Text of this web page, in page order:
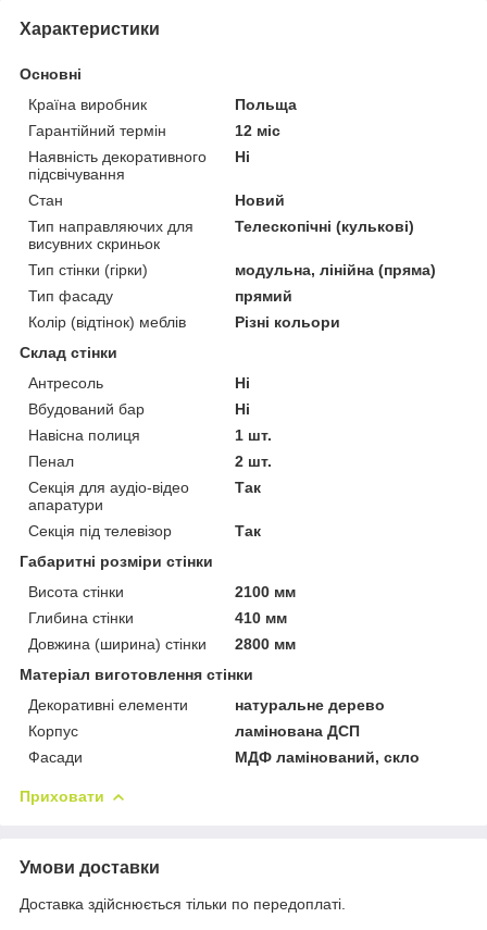
Характеристики
Основні
Країна виробник
Польща
Гарантійний термін
12 міс
Наявність декоративного
підсвічування
Ні
Стан
Новий
Тип направляючих для
висувних скриньок
Телескопічні (кулькові)
Тип стінки (гірки)
модульна, лінійна (пряма)
Тип фасаду
прямий
Колір (відтінок) меблів
Різні кольори
Склад стінки
Антресоль
Ні
Вбудований бар
Ні
Навісна полиця
1 шт.
Пенал
2 шт.
Секція для аудіо-відео
апаратури
Так
Секція під телевізор
Так
Габаритні розміри стінки
Висота стінки
2100 мм
Глибина стінки
410 мм
Довжина (ширина) стінки
2800 мм
Матеріал виготовлення стінки
Декоративні елементи
натуральне дерево
Корпус
ламінована ДСП
Фасади
МДФ ламінований, скло
Приховати
Умови доставки
Доставка здійснюється тільки по передоплаті.